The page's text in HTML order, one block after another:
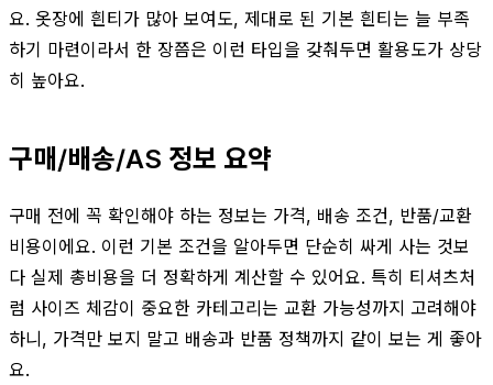
요. 옷장에 흰티가 많아 보여도, 제대로 된 기본 흰티는 늘 부족
하기 마련이라서 한 장쯤은 이런 타입을 갖춰두면 활용도가 상당
히 높아요.
구매/배송/AS 정보 요약
구매 전에 꼭 확인해야 하는 정보는 가격, 배송 조건, 반품/교환
비용이에요. 이런 기본 조건을 알아두면 단순히 싸게 사는 것보
다 실제 총비용을 더 정확하게 계산할 수 있어요. 특히 티셔츠처
럼 사이즈 체감이 중요한 카테고리는 교환 가능성까지 고려해야
하니, 가격만 보지 말고 배송과 반품 정책까지 같이 보는 게 좋아
요.